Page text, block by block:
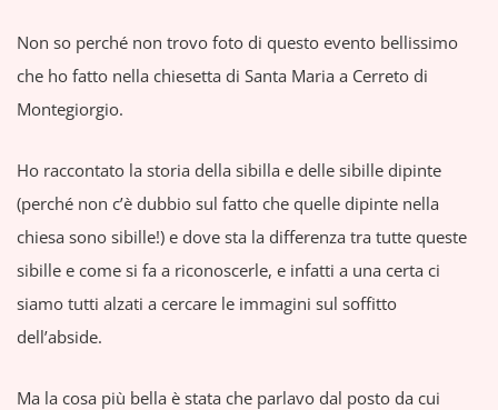
Non so perché non trovo foto di questo evento bellissimo
che ho fatto nella chiesetta di Santa Maria a Cerreto di
Montegiorgio.
Ho raccontato la storia della sibilla e delle sibille dipinte
(perché non c’è dubbio sul fatto che quelle dipinte nella
chiesa sono sibille!) e dove sta la differenza tra tutte queste
sibille e come si fa a riconoscerle, e infatti a una certa ci
siamo tutti alzati a cercare le immagini sul soffitto
dell’abside.
Ma la cosa più bella è stata che parlavo dal posto da cui